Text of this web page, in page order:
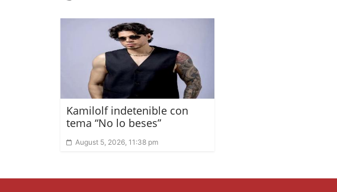
Kamilolf indetenible con
tema “No lo beses”
August 5, 2026, 11:38 pm